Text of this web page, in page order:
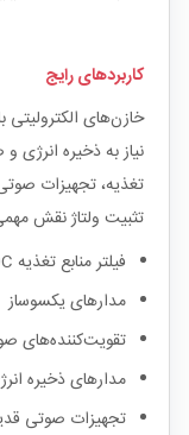
کاربردهای رایج
خازن‌های الکترولیتی
نیاز به ذخیره انرژی
تغذیه، تجهیزات
تثبیت ولتاژ نقش
فیلتر منابع تغذیه DC
مدارهای یکسوساز
تقویت‌کننده‌های
مدارهای ذخیره
تجهیزات صوتی